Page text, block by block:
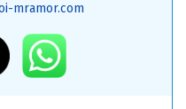
mramor.com